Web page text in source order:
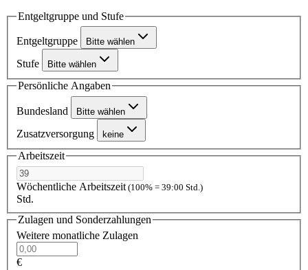
Entgeltgruppe und Stufe
Entgeltgruppe Bitte wählen
Stufe Bitte wählen
Persönliche Angaben
Bundesland Bitte wählen
Zusatzversorgung keine
Arbeitszeit
Wöchentliche Arbeitszeit (100% = 39:00 Std.)
Std.
Zulagen und Sonderzahlungen
Weitere monatliche Zulagen
€